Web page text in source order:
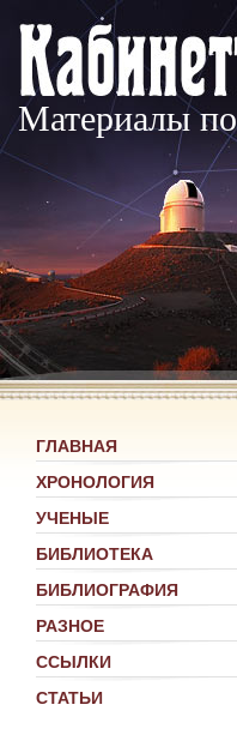
Материалы
ГЛАВНАЯ
ХРОНОЛОГИЯ
УЧЕНЫЕ
БИБЛИОТЕКА
БИБЛИОГРАФИЯ
РАЗНОЕ
ССЫЛКИ
СТАТЬИ